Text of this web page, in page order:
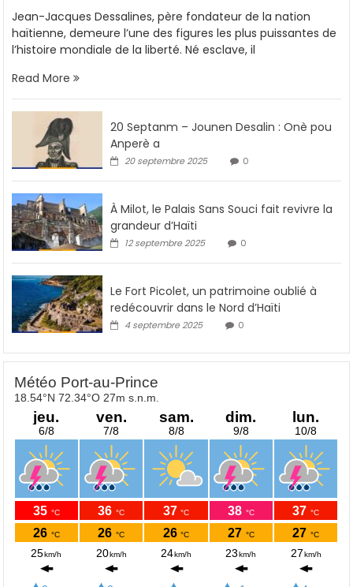
Jean-Jacques Dessalines, père fondateur de la nation
haïtienne, demeure l’une des figures les plus puissantes de
l’histoire mondiale de la liberté. Né esclave, il
Read More
20 Septanm – Jounen Desalin : Onè pou
Anperè a
20 septembre 2025 0
À Milot, le Palais Sans Souci fait revivre la
grandeur d’Haïti
12 septembre 2025 0
Le Fort Picolet, un patrimoine oublié à
redécouvrir dans le Nord d’Haïti
4 septembre 2025 0